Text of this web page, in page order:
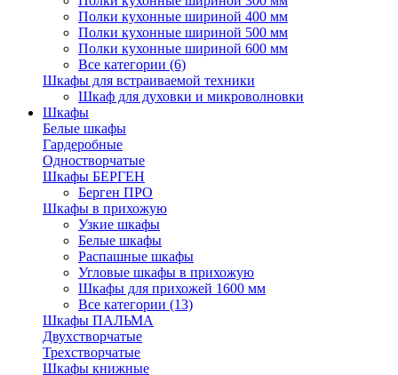
Полки кухонные шириной 400 мм
Полки кухонные шириной 500 мм
Полки кухонные шириной 600 мм
Все категории (6)
Шкафы для встраиваемой техники
Шкаф для духовки и микроволновки
Шкафы
Белые шкафы
Гардеробные
Одностворчатые
Шкафы БЕРГЕН
Берген ПРО
Шкафы в прихожую
Узкие шкафы
Белые шкафы
Распашные шкафы
Угловые шкафы в прихожую
Шкафы для прихожей 1600 мм
Все категории (13)
Шкафы ПАЛЬМА
Двухстворчатые
Трехстворчатые
Шкафы книжные